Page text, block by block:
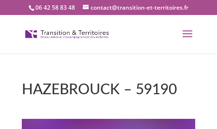
06 42 58 83 48 contact@transition-et-territoires.fr
HAZEBROUCK – 59190